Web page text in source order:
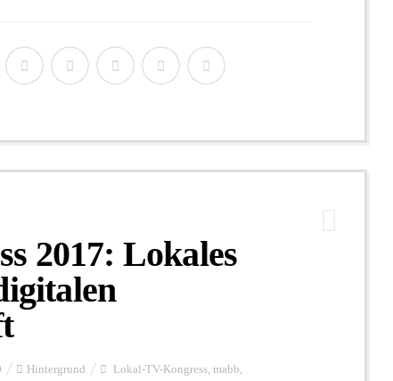
2017: Lokales
Hintergrund Lokal-TV-Kongress mabb